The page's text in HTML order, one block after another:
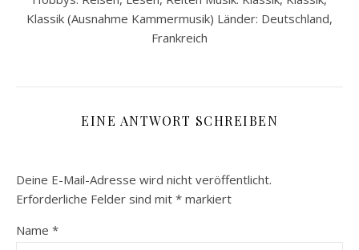
Klassik (Ausnahme Kammermusik) Länder: Deutschland,
Frankreich
EINE ANTWORT SCHREIBEN
Deine E-Mail-Adresse wird nicht veröffentlicht.
Erforderliche Felder sind mit * markiert
Name *